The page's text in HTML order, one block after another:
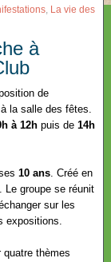
, La vie des
à
de
la salle des fêtes.
à 12h puis de 14h
10 ans. Créé en
. Le groupe se réunit
sur les
expositions.
thèmes